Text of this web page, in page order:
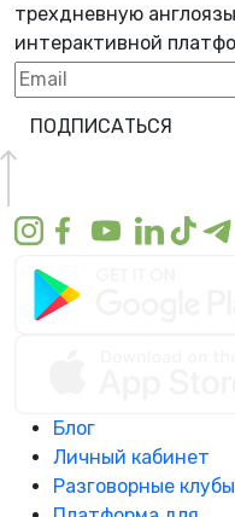
трехдневную
интерактивной
ПОДПИСАТЬСЯ
Блог
Личный кабинет
Разговорные клубы